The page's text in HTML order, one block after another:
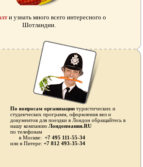
и узнать много всего интересного о
Шотландии.
По вопросам организации туристических и
студенческих программ, оформления виз и
документов для поездки в Лондон обращайтесь в
нашу компаниюЛондонмания.RU
по телефонам
в Москве:+7 495 111-55-34
или в Питере: +7 812 493-35-34